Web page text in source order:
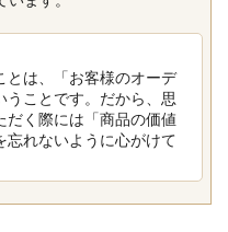
とは、「お客様のオーデ
うことです。だから、思
だく際には「商品の価値
忘れないように心がけて